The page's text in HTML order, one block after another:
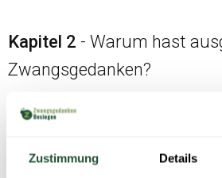
Zustimmung Details
Kapitel 2 - Warum hast
Zwangsgedanken?
Hier erfährst Du, welcher Typ
bekommt und warum es
beantworten auch eine häufige Frage:
oder ist man gefährlich?